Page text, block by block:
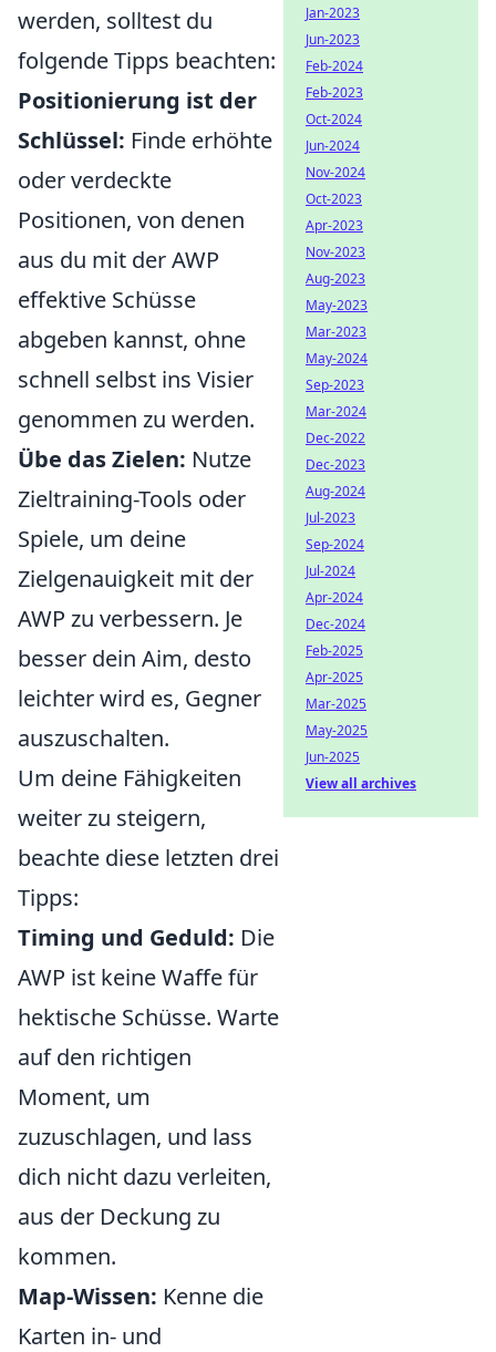
werden, solltest du
folgende Tipps beachten:
Positionierung ist der
Schlüssel: Finde erhöhte
oder verdeckte
Positionen, von denen
aus du mit der AWP
effektive Schüsse
abgeben kannst, ohne
schnell selbst ins Visier
genommen zu werden.
Übe das Zielen: Nutze
Zieltraining-Tools oder
Spiele, um deine
Zielgenauigkeit mit der
AWP zu verbessern. Je
besser dein Aim, desto
leichter wird es, Gegner
auszuschalten.
Um deine Fähigkeiten
weiter zu steigern,
beachte diese letzten drei
Tipps:
Timing und Geduld: Die
AWP ist keine Waffe für
hektische Schüsse. Warte
auf den richtigen
Moment, um
zuzuschlagen, und lass
dich nicht dazu verleiten,
aus der Deckung zu
kommen.
Map-Wissen: Kenne die
Karten in- und
Jan-2023
Jun-2023
Feb-2024
Feb-2023
Oct-2024
Jun-2024
Nov-2024
Oct-2023
Apr-2023
Nov-2023
Aug-2023
May-2023
Mar-2023
May-2024
Sep-2023
Mar-2024
Dec-2022
Dec-2023
Aug-2024
Jul-2023
Sep-2024
Jul-2024
Apr-2024
Dec-2024
Feb-2025
Apr-2025
Mar-2025
May-2025
Jun-2025
View all archives